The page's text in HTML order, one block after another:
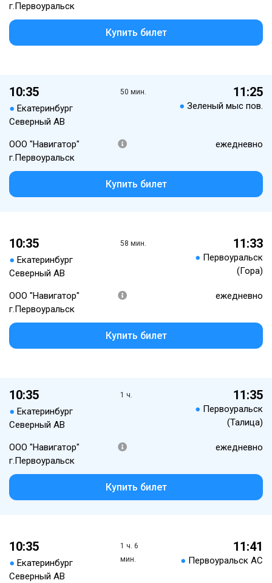
г.Первоуральск
Купить билет
10:35
● Екатеринбург
Северный АВ
50 мин. 11:25
● Зеленый мыс пов.
ООО "Навигатор"
г.Первоуральск
ежедневно
Купить билет
10:35
● Екатеринбург
Северный АВ
58 мин. 11:33
● Первоуральск
(Гора)
ООО "Навигатор"
г.Первоуральск
ежедневно
Купить билет
10:35
● Екатеринбург
Северный АВ
1 ч. 11:35
● Первоуральск
(Талица)
ООО "Навигатор"
г.Первоуральск
ежедневно
Купить билет
10:35
● Екатеринбург
Северный АВ
1 ч. 6
мин.
11:41
● Первоуральск АС